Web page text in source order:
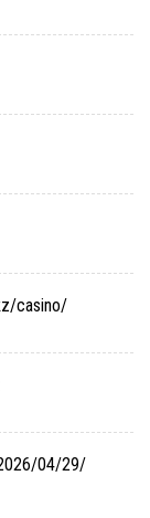
casino/
04/29/